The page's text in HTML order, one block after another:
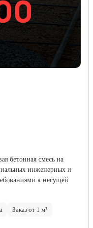
бетонная смесь на
инженерных и
к несущей
Заказ от 1 м³